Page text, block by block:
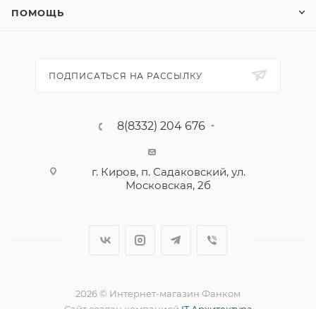
ПОМОЩЬ
ПОДПИСАТЬСЯ НА РАССЫЛКУ
8(8332) 204 676
г. Киров, п. Садаковский, ул.
Московская, 2б
2026 © Интернет-магазин Фанком